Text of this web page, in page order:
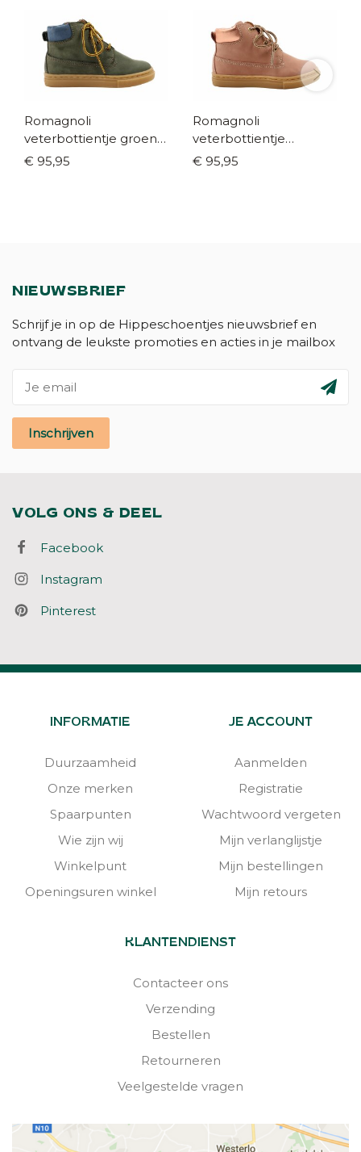
Romagnoli
veterbottientje groen
(maat 21-29)
€ 95,95
Romagnoli
veterbottientje
oudroze (maat 21-29)
€ 95,95
NIEUWSBRIEF
Schrijf je in op de Hippeschoentjes nieuwsbrief en
ontvang de leukste promoties en acties in je mailbox
Inschrijven
VOLG ONS & DEEL
Facebook
Instagram
Pinterest
INFORMATIE
Duurzaamheid
Onze merken
Spaarpunten
Wie zijn wij
Winkelpunt
Openingsuren winkel
JE ACCOUNT
Aanmelden
Registratie
Wachtwoord vergeten
Mijn verlanglijstje
Mijn bestellingen
Mijn retours
KLANTENDIENST
Contacteer ons
Verzending
Bestellen
Retourneren
Veelgestelde vragen